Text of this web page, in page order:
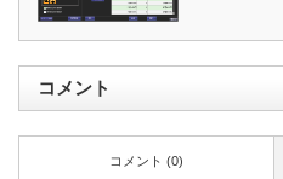
コメント
コメント (0)